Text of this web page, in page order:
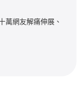
萬網友解痛伸展、